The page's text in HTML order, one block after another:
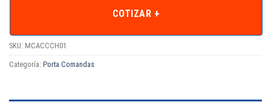
COTIZAR +
SKU: MCACCCH01
Categoría: Porta Comandas